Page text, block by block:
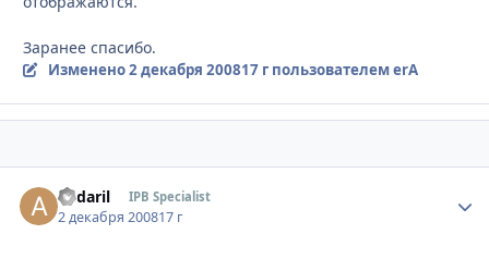
Заранее спасибо.
Изменено2 декабря 200817 гпользователем erA
andaril IPB Specialist
2 декабря 200817 г